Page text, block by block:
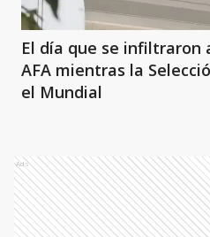
El día que se infiltraron
AFA mientras la
el Mundial
Ads